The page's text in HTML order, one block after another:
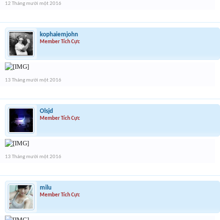
12 Tháng mười một 2016
kophaiemjohn
Member Tích Cực
13 Tháng mười một 2016
Olsjd
Member Tích Cực
13 Tháng mười một 2016
milu
Member Tích Cực